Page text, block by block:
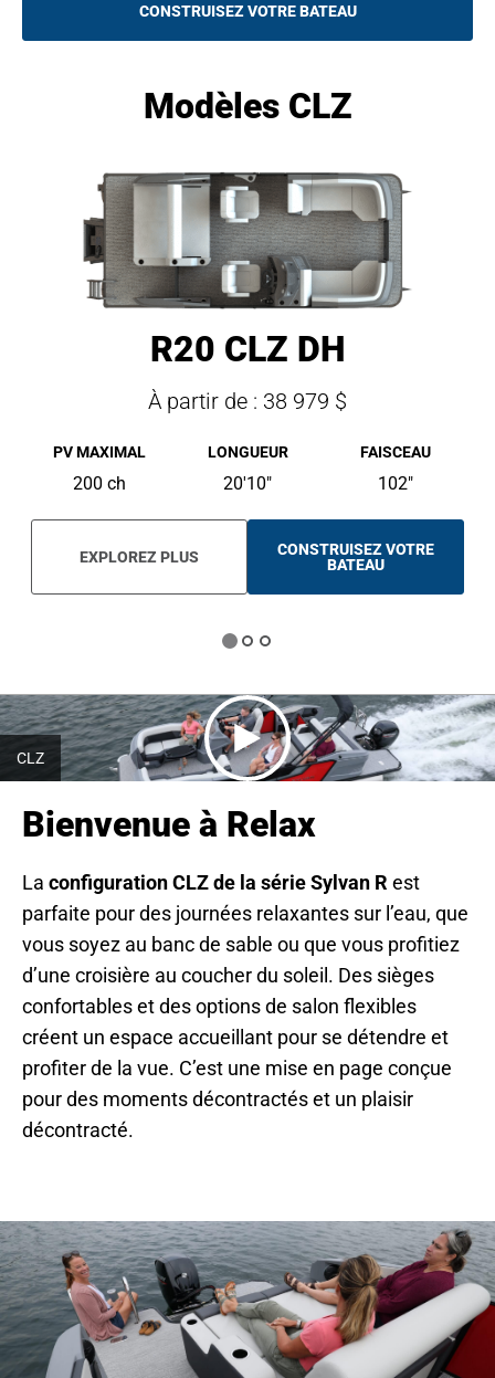
CONSTRUISEZ VOTRE BATEAU
O
N
W
T
A
B
Modèles CLZ
R20 CLZ DH
À partir de : 38 979 $
PV MAXIMAL
200 ch
LONGUEUR
20'10"
FAISCEAU
102"
EXPLOREZ PLUS
CONSTRUISEZ VOTRE
BATEAU
O
E
E
W
T
A
B
CLZ
Bienvenue à Relax
La configuration CLZ de la série Sylvan R est
parfaite pour des journées relaxantes sur l’eau, que
vous soyez au banc de sable ou que vous profitiez
d’une croisière au coucher du soleil. Des sièges
confortables et des options de salon flexibles
créent un espace accueillant pour se détendre et
profiter de la vue. C’est une mise en page conçue
pour des moments décontractés et un plaisir
décontracté.